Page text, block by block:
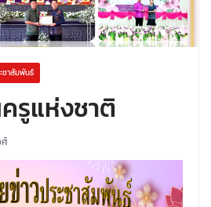
ชาสัมพันธ์
รูแห่งชาติ
ศ์